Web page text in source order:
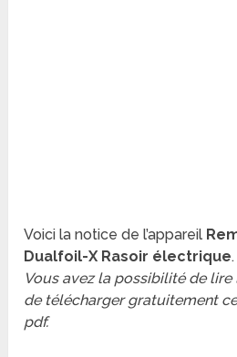
Voici la notice de l’appareil
Dualfoil-X Rasoir électrique.
Vous avez la possibilité de lire
de télécharger gratuitement
pdf.